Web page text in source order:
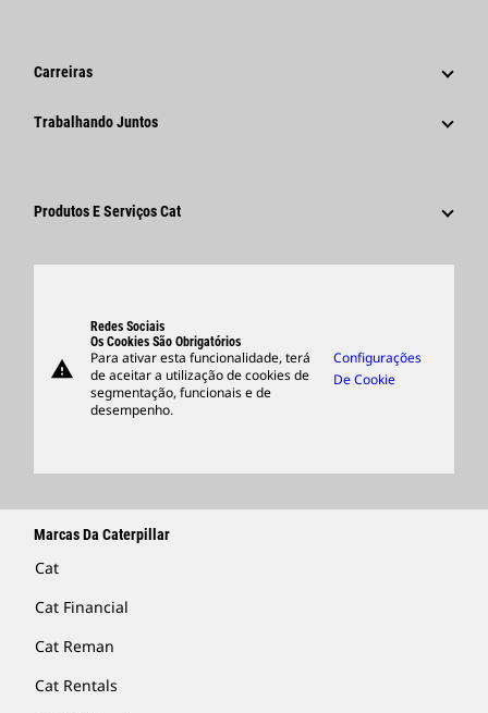
Código De Conduta
Inovação
Comunicados À Imprensa Corporativos
Carreiras
Por Que A Caterpillar?
Trabalhando Juntos
Fornecedores
Produtos E Serviços Cat
Suporte
Merchandise
Encontrar Um Revendedor
warning
Redes Sociais
Os Cookies São Obrigatórios
Para ativar esta funcionalidade, terá
de aceitar a utilização de cookies de
segmentação, funcionais e de
desempenho.
Configurações
De Cookie
Marcas Da Caterpillar
Cat
Cat Financial
Cat Reman
Cat Rentals